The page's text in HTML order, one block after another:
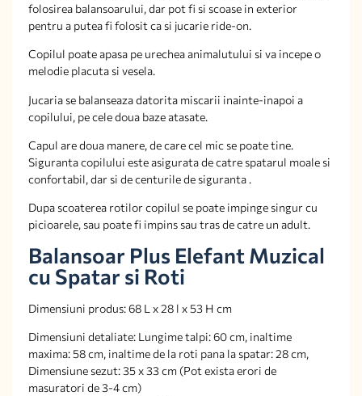
folosirea balansoarului, dar pot fi si scoase in exterior
pentru a putea fi folosit ca si jucarie ride-on.
Copilul poate apasa pe urechea animalutului si va incepe o
melodie placuta si vesela.
Jucaria se balanseaza datorita miscarii inainte-inapoi a
copilului, pe cele doua baze atasate.
Capul are doua manere, de care cel mic se poate tine.
Siguranta copilului este asigurata de catre spatarul moale si
confortabil, dar si de centurile de siguranta .
Dupa scoaterea rotilor copilul se poate impinge singur cu
picioarele, sau poate fi impins sau tras de catre un adult.
Balansoar Plus Elefant Muzical
cu Spatar si Roti
Dimensiuni produs: 68 L x 28 l x 53 H cm
Dimensiuni detaliate: Lungime talpi: 60 cm, inaltime
maxima: 58 cm, inaltime de la roti pana la spatar: 28 cm,
Dimensiune sezut: 35 x 33 cm (Pot exista erori de
masuratori de 3-4 cm)